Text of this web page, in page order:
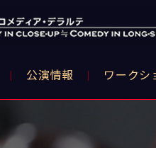
公演情報 ワークシ